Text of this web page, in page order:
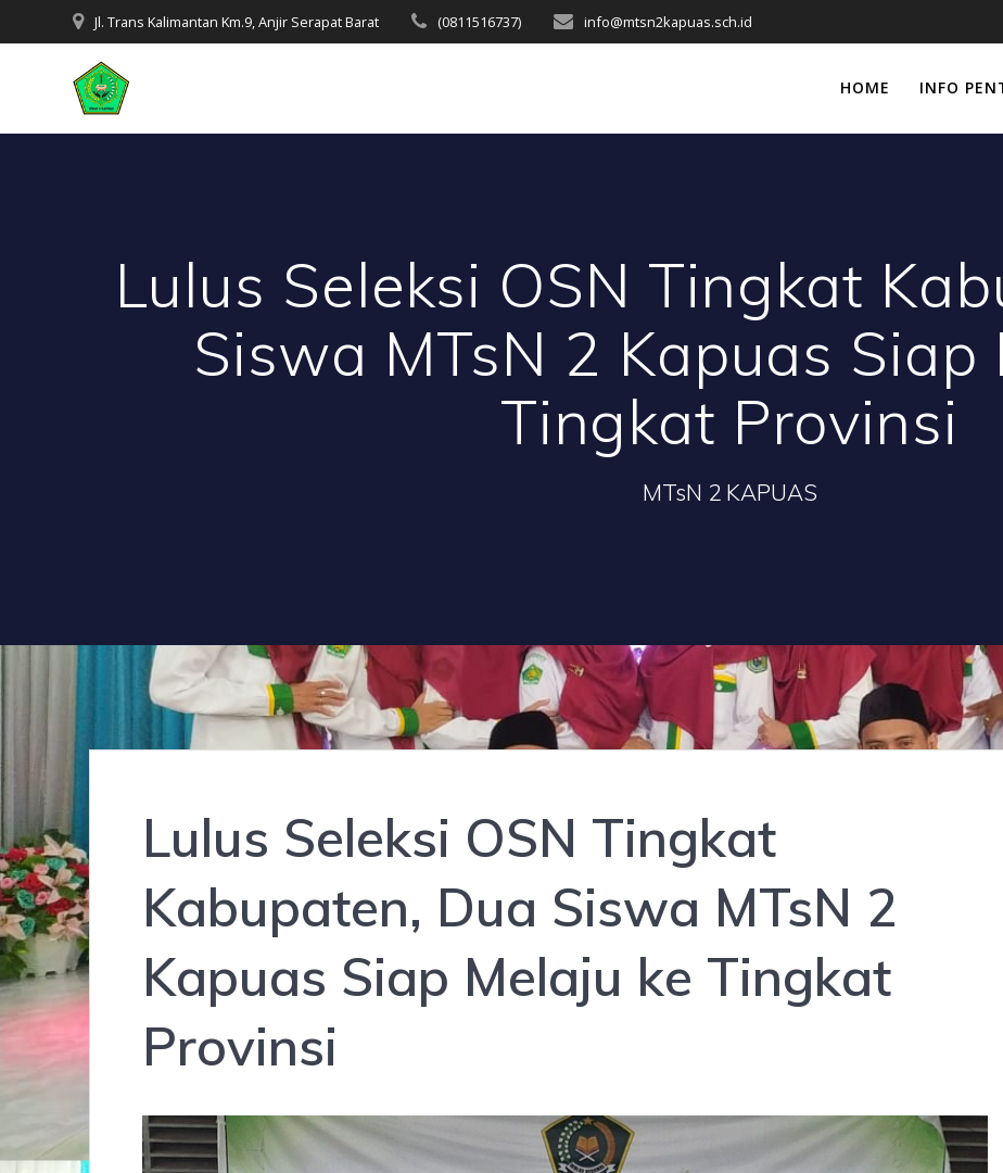
to
Jl. Trans Kalimantan Km.9, Anjir Serapat Barat (0811516737) info@mtsn2kapuas.sch.id
HOME INFO
Lulus Seleksi OSN Tingkat
Siswa MTsN 2 Kapuas Siap
Tingkat Provinsi
MTsN 2 KAPUAS
Lulus Seleksi OSN Tingkat
Kabupaten, Dua Siswa MTsN 2
Kapuas Siap Melaju ke Tingkat
Provinsi